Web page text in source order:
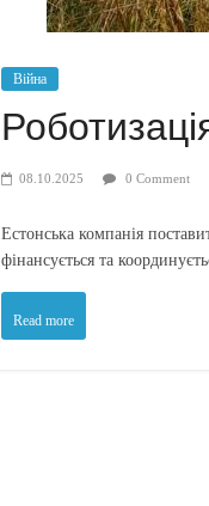
Війна
08.10.2025 0 Comment
Естонська компанія
фінансується та
Read more